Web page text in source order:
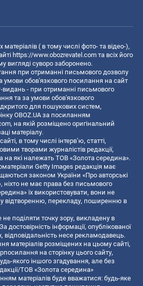
( в тому числі фото- та відео-),
https://www.obozrevatel.com та всіх його
вигляді суворо заборонено.
при отриманні письмового дозволу
умови обов'язкового посилання на сайт
видань - при отриманні письмового
та за умови обов'язкового
для пошукових систем,
OBOZ.UA за посиланням
, на якій розміщено оригінальний
матеріалу.
в тому числі інтерв’ю, статті,
творами журналістів редакції,
на які належать ТОВ «Золота середина».
Getty Images редакція має
законом України «Про авторські
ніхто не має права без письмового
їх використовувати, вони не
відтворенню, перекладу, поширенню в
поділяти точку зору, викладену в
достовірність інформації, опублікованої
відповідальність несе рекламодавець.
матеріалів розміщених на цьому сайті,
на сторінку цього сайту,
якого іншого згадування, але без
ТОВ «Золота середина»
матеріалів буде вважатися: будь-яке